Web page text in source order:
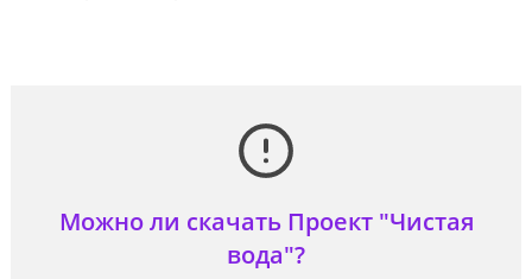
Можно ли скачать Проект "Чистая
вода"?